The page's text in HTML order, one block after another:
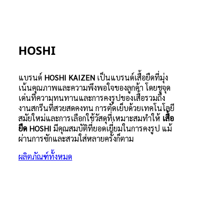
HOSHI
แบรนด์ HOSHI KAIZEN เป็นแบรนด์เสื้อยืดที่มุ่ง
เน้นคุณภาพและความพึงพอใจของลูกค้า โดยชูจุด
เด่นที่ความทนทานและการคงรูปของเสื้อรวมถึง
งานสกรีนที่สวยสดคงทน การตัดเย็บด้วยเทคโนโลยี
สมัยใหม่และการเลือกใช้วัสดุที่เหมาะสมทำให้ เสื้อ
ยืด HOSHI มีคุณสมบัติที่ยอดเยี่ยมในการคงรูป แม้
ผ่านการซักและสวมใส่หลายครั้งก็ตาม
ผลิตภัณฑ์ทั้งหมด